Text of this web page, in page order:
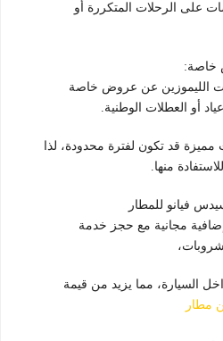
على الرحلات المتكررة أو
الليموزين عن عروض خاصة
أو العطلات الوطنية.
قد تكون لفترة محدودة، لذا
منها.
مجانية مع حجز خدمة
السيارة، مما يزيد من قيمة
مطار